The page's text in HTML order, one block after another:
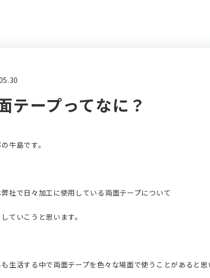
テープってなに？
牛島です。
社で日々加工に使用している両面テープについて
ていこうと思います。
生活する中で両面テープを色々な場面で使うことがあると思